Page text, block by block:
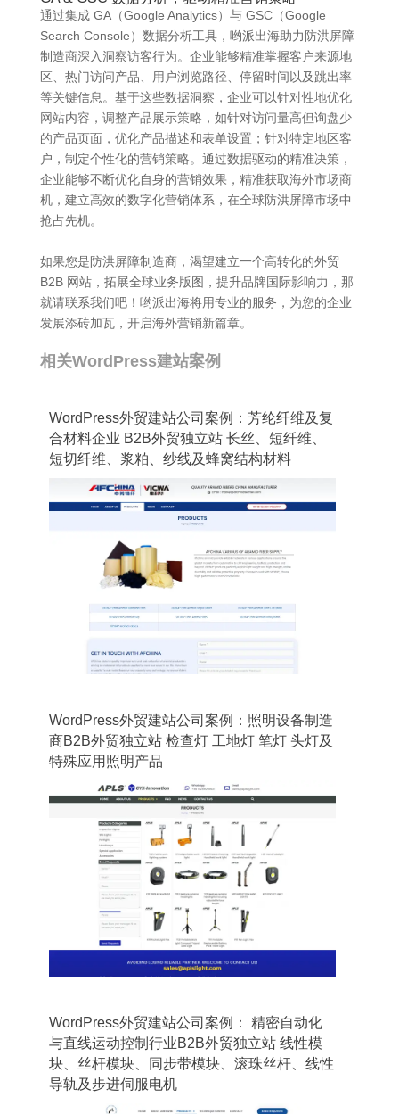
通过集成 GA（Google Analytics）与 GSC（Google
Search Console）数据分析工具，哟派出海助力防洪屏障
制造商深入洞察访客行为。企业能够精准掌握客户来源地
区、热门访问产品、用户浏览路径、停留时间以及跳出率
等关键信息。基于这些数据洞察，企业可以针对性地优化
网站内容，调整产品展示策略，如针对访问量高但询盘少
的产品页面，优化产品描述和表单设置；针对特定地区客
户，制定个性化的营销策略。通过数据驱动的精准决策，
企业能够不断优化自身的营销效果，精准获取海外市场商
机，建立高效的数字化营销体系，在全球防洪屏障市场中
抢占先机。
如果您是防洪屏障制造商，渴望建立一个高转化的外贸
B2B 网站，拓展全球业务版图，提升品牌国际影响力，那
就请联系我们吧！哟派出海将用专业的服务，为您的企业
发展添砖加瓦，开启海外营销新篇章。
相关WordPress建站案例
WordPress外贸建站公司案例：芳纶纤维及复
合材料企业 B2B外贸独立站 长丝、短纤维、
短切纤维、浆粕、纱线及蜂窝结构材料
WordPress外贸建站公司案例：照明设备制造
商B2B外贸独立站 检查灯 工地灯 笔灯 头灯及
特殊应用照明产品
WordPress外贸建站公司案例： 精密自动化
与直线运动控制行业B2B外贸独立站 线性模
块、丝杆模块、同步带模块、滚珠丝杆、线性
导轨及步进伺服电机